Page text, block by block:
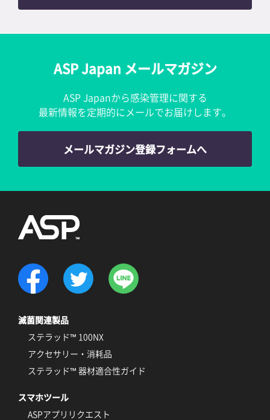
ASP Japan メールマガジン
ASP Japanから感染管理に関する
最新情報を定期的にメールでお届けします。
メールマガジン登録フォームへ
滅菌関連製品
ステラッド™ 100NX
アクセサリー・消耗品
ステラッド™ 器材適合性ガイド
スマホツール
ASPアプリリクエスト